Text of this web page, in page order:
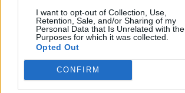
I want to opt-out of Collection, Use,
Retention, Sale, and/or Sharing of my
Personal Data that Is Unrelated with the
Purposes for which it was collected.
Opted Out
CONFIRM
Θέσεις Εργασίας ανά Ειδικότητα
Θέσεις Εργασίας ανά Εταιρεία
Κέντρο Βοήθειας